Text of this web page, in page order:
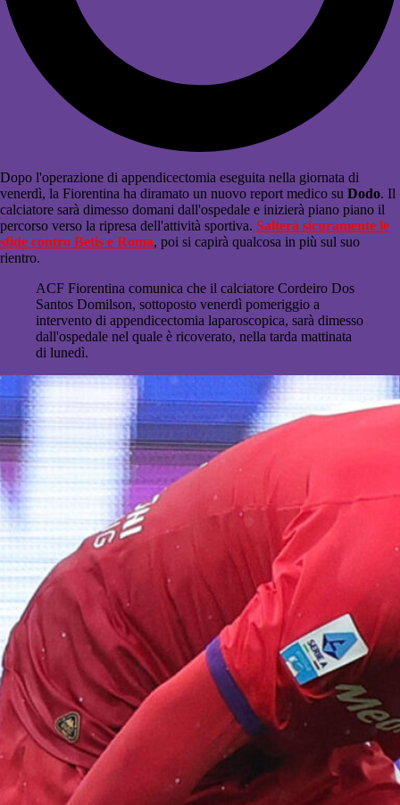
Dopo l'operazione di appendicectomia eseguita nella giornata di
venerdì, la Fiorentina ha diramato un nuovo report medico su Dodo. Il
calciatore sarà dimesso domani dall'ospedale e inizierà piano piano il
percorso verso la ripresa dell'attività sportiva. Salterà sicuramente le
sfide contro Betis e Roma, poi si capirà qualcosa in più sul suo
rientro.
ACF Fiorentina comunica che il calciatore Cordeiro Dos
Santos Domilson, sottoposto venerdì pomeriggio a
intervento di appendicectomia laparoscopica, sarà dimesso
dall'ospedale nel quale è ricoverato, nella tarda mattinata
di lunedì.